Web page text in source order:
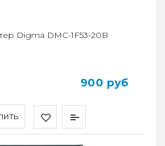
Digma DMC-1F53-20B
900 руб